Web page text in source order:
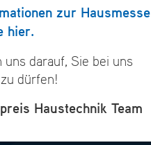
zur Hausmesse
hier.
uns darauf, Sie bei uns
dürfen!
Haustechnik Team